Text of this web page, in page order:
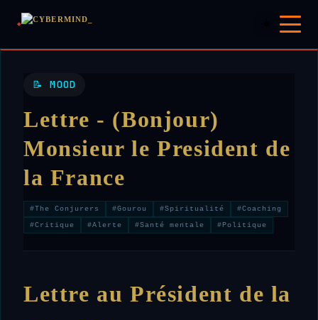
📝 MOOD
Lettre - (Bonjour)
Monsieur le President de
la France
#The Conjurers #Gourou #Spiritualité #Coaching
#Critique #Alerte #Santé mentale #Politique
Lettre au Président de la